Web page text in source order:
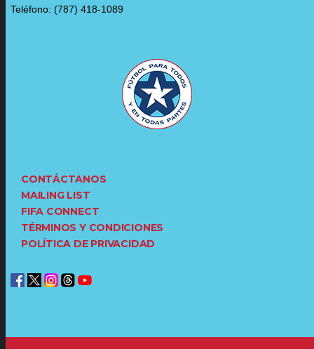
Teléfono: (787) 418-1089
CONTÁCTANOS
MAILING LIST
FIFA CONNECT
TÉRMINOS Y CONDICIONES
POLÍTICA DE PRIVACIDAD